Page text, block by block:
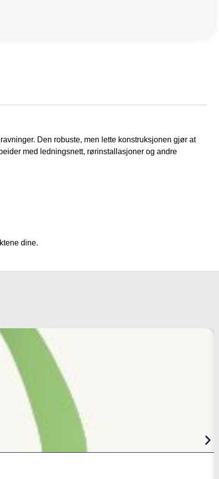
Den robuste, men lette konstruksjonen gjør at
med ledningsnett, rørinstallasjoner og andre
dine.